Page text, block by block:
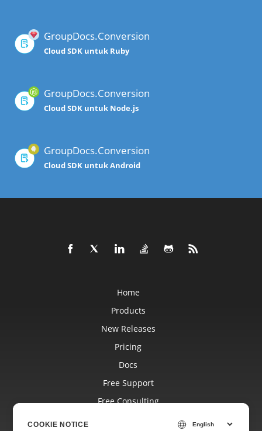
GroupDocs.Conversion
Cloud SDK untuk Ruby
GroupDocs.Conversion
Cloud SDK untuk Node.js
GroupDocs.Conversion
Cloud SDK untuk Android
Home
Products
New Releases
Pricing
Docs
Free Support
Free Consulting
COOKIE NOTICE